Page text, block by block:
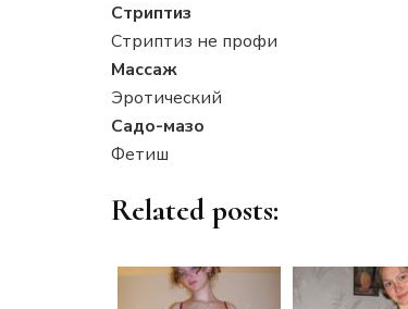
Стриптиз
Стриптиз не профи
Массаж
Эротический
Садо-мазо
Фетиш
Related posts: